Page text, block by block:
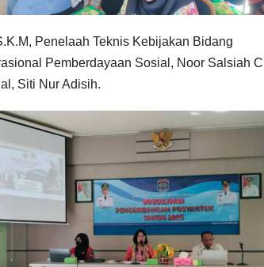
Penelaah Teknis Kebijakan Bidang
Pemberdayaan Sosial, Noor Salsiah
Siti Nur Adisih.